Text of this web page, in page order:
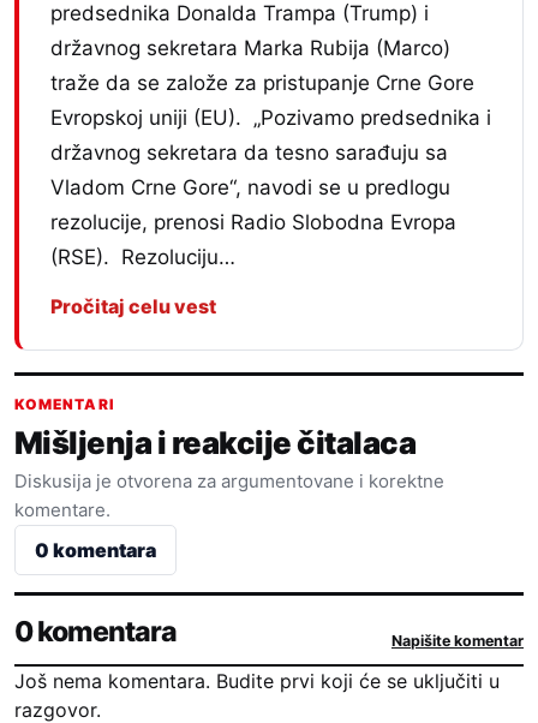
predsednika Donalda Trampa (Trump) i
državnog sekretara Marka Rubija (Marco)
traže da se založe za pristupanje Crne Gore
Evropskoj uniji (EU). „Pozivamo predsednika i
državnog sekretara da tesno sarađuju sa
Vladom Crne Gore“, navodi se u predlogu
rezolucije, prenosi Radio Slobodna Evropa
(RSE). Rezoluciju…
Pročitaj celu vest
KOMENTARI
Mišljenja i reakcije čitalaca
Diskusija je otvorena za argumentovane i korektne
komentare.
0 komentara
0 komentara Napišite komentar
Još nema komentara. Budite prvi koji će se uključiti u
razgovor.